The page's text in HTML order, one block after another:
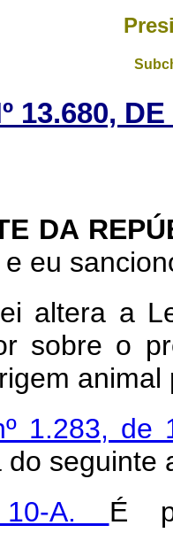
13.680,
DA
eu
altera a
sobre o
1.283, de
seguinte
A. É